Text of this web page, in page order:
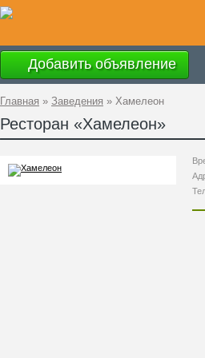
Добавить объявление
Главная » Заведения » Хамелеон
Ресторан «Хамелеон»